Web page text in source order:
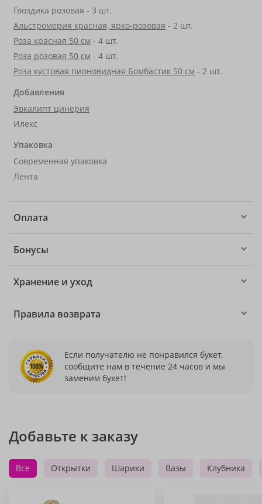
Гвоздика розовая - 3 шт.
Альстромерия красная, ярко-розовая - 2 шт.
Роза красная 50 см - 4 шт.
Роза розовая 50 см - 4 шт.
Роза кустовая пионовидная Бомбастик 50 см - 2 шт.
Добавления
Эвкалипт цинерия
Илекс
Упаковка
Современная упаковка
Лента
Оплата
Бонусы
Хранение и уход
Правила возврата
Если получателю не понравился букет,
сообщите нам в течение 24 часов и мы
заменим букет!
Добавьте к заказу
Все Открытки Шарики Вазы Клубника